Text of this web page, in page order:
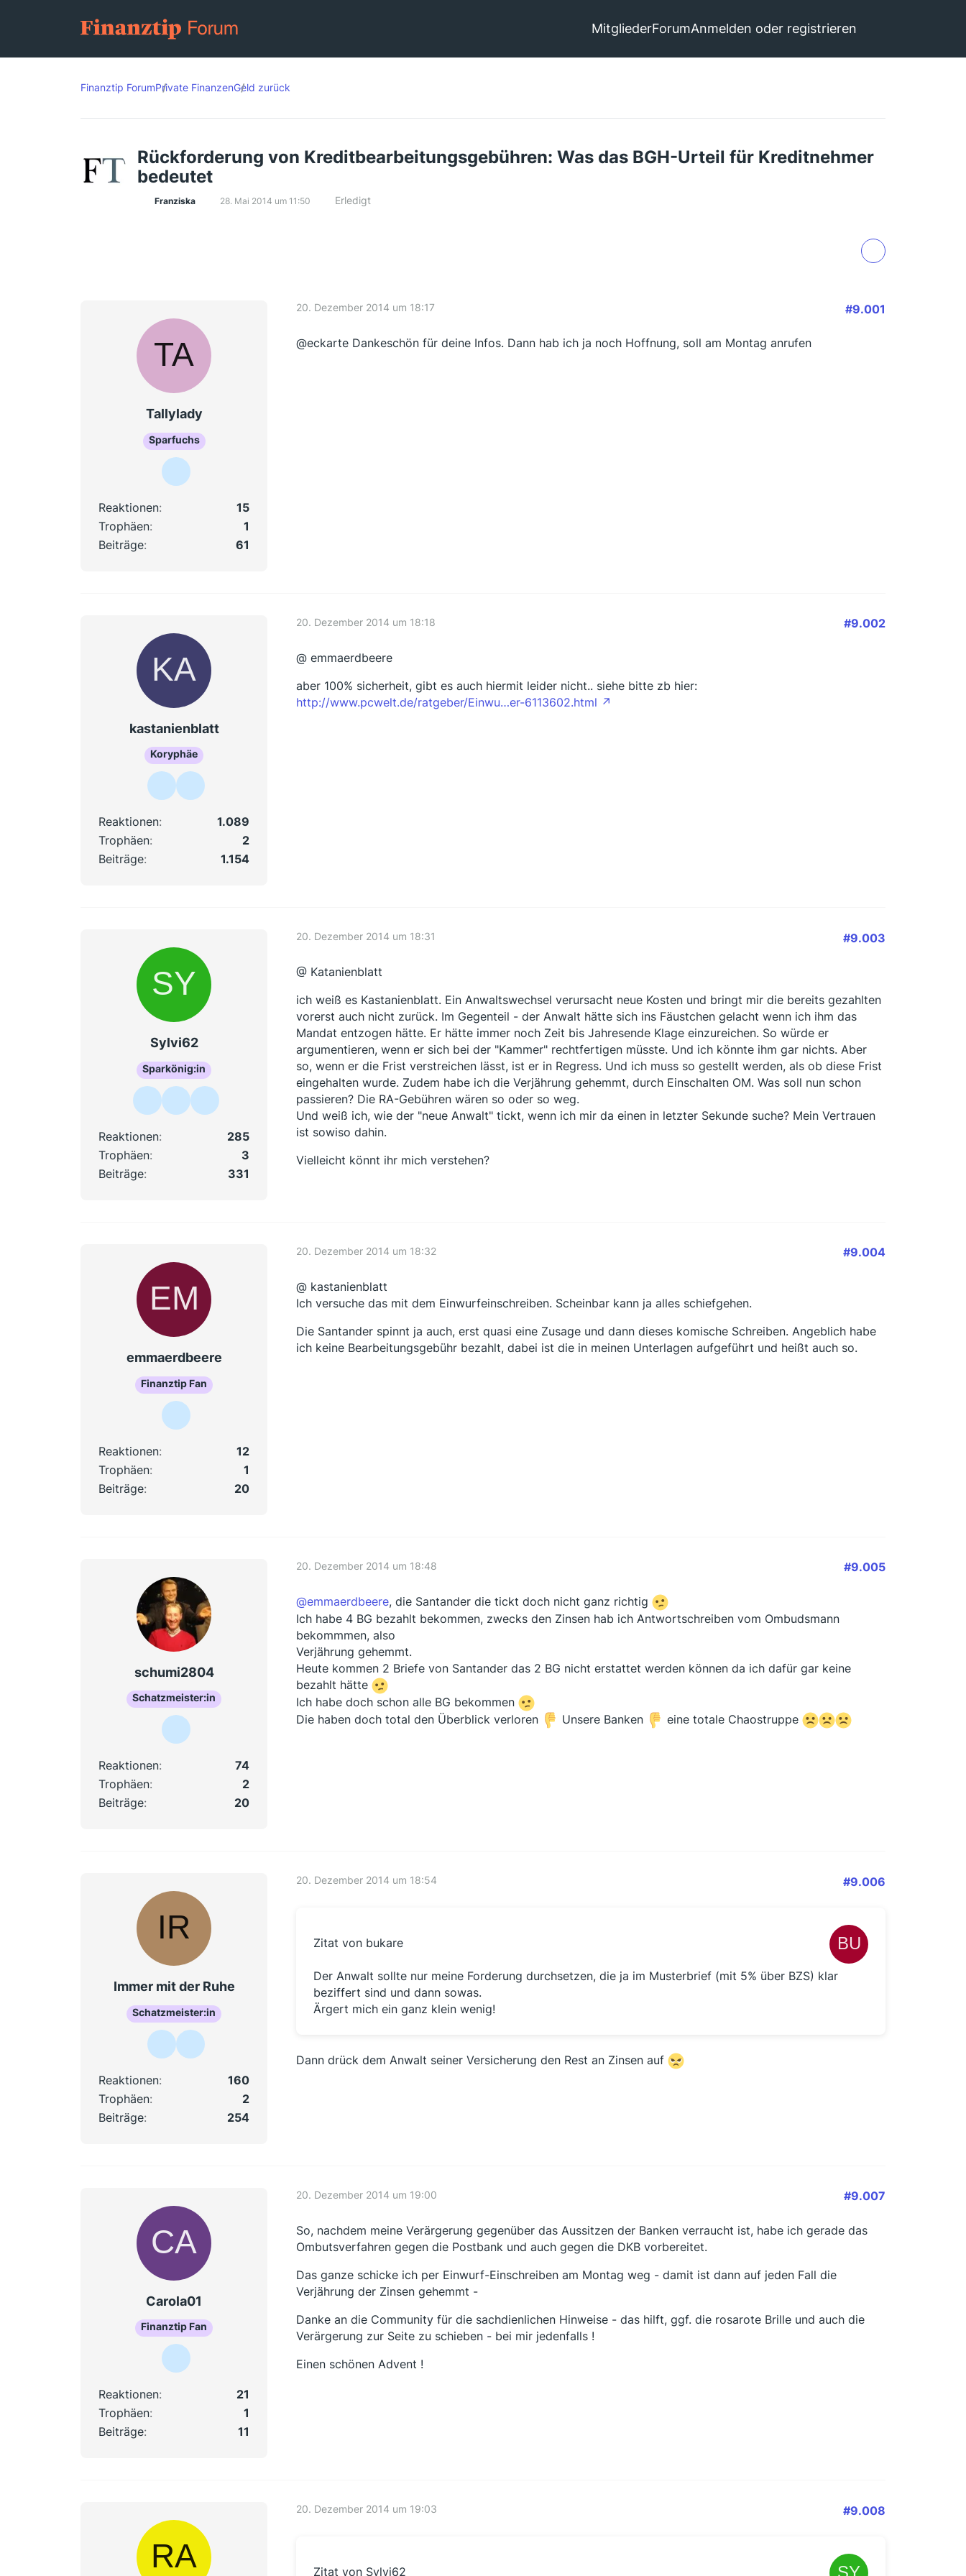
MitgliederForumAnmelden oder registrieren
Finanztip ForumPrivate FinanzenGeld zurück
Rückforderung von Kreditbearbeitungsgebühren: Was das BGH-Urteil für Kreditnehmer
bedeutet
Franziska 28. Mai 2014 um 11:50 Erledigt
Tallylady
Sparfuchs
Reaktionen
15
Trophäen
1
Beiträge
61
20. Dezember 2014 um 18:17 #9.001
@eckarte Dankeschön für deine Infos. Dann hab ich ja noch Hoffnung, soll am Montag anrufen
kastanienblatt
Koryphäe
Reaktionen
1.089
Trophäen
2
Beiträge
1.154
20. Dezember 2014 um 18:18 #9.002
@ emmaerdbeere
aber 100% sicherheit, gibt es auch hiermit leider nicht.. siehe bitte zb hier:
http://www.pcwelt.de/ratgeber/Einwu…er-6113602.html
Sylvi62
Sparkönig:in
Reaktionen
285
Trophäen
3
Beiträge
331
20. Dezember 2014 um 18:31 #9.003
@ Katanienblatt
ich weiß es Kastanienblatt. Ein Anwaltswechsel verursacht neue Kosten und bringt mir die bereits gezahlten
vorerst auch nicht zurück. Im Gegenteil - der Anwalt hätte sich ins Fäustchen gelacht wenn ich ihm das
Mandat entzogen hätte. Er hätte immer noch Zeit bis Jahresende Klage einzureichen. So würde er
argumentieren, wenn er sich bei der "Kammer" rechtfertigen müsste. Und ich könnte ihm gar nichts. Aber
so, wenn er die Frist verstreichen lässt, ist er in Regress. Und ich muss so gestellt werden, als ob diese Frist
eingehalten wurde. Zudem habe ich die Verjährung gehemmt, durch Einschalten OM. Was soll nun schon
passieren? Die RA-Gebühren wären so oder so weg.
Und weiß ich, wie der "neue Anwalt" tickt, wenn ich mir da einen in letzter Sekunde suche? Mein Vertrauen
ist sowiso dahin.
Vielleicht könnt ihr mich verstehen?
emmaerdbeere
Finanztip Fan
Reaktionen
12
Trophäen
1
Beiträge
20
20. Dezember 2014 um 18:32 #9.004
@ kastanienblatt
Ich versuche das mit dem Einwurfeinschreiben. Scheinbar kann ja alles schiefgehen.
Die Santander spinnt ja auch, erst quasi eine Zusage und dann dieses komische Schreiben. Angeblich habe
ich keine Bearbeitungsgebühr bezahlt, dabei ist die in meinen Unterlagen aufgeführt und heißt auch so.
schumi2804
Schatzmeister:in
Reaktionen
74
Trophäen
2
Beiträge
20
20. Dezember 2014 um 18:48 #9.005
@emmaerdbeere, die Santander die tickt doch nicht ganz richtig
Ich habe 4 BG bezahlt bekommen, zwecks den Zinsen hab ich Antwortschreiben vom Ombudsmann
bekommmen, also
Verjährung gehemmt.
Heute kommen 2 Briefe von Santander das 2 BG nicht erstattet werden können da ich dafür gar keine
bezahlt hätte
Ich habe doch schon alle BG bekommen
Die haben doch total den Überblick verloren
Unsere Banken eine totale Chaostruppe
Immer mit der Ruhe
Schatzmeister:in
Reaktionen
160
Trophäen
2
Beiträge
254
20. Dezember 2014 um 18:54 #9.006
Zitat von bukare
Der Anwalt sollte nur meine Forderung durchsetzen, die ja im Musterbrief (mit 5% über BZS) klar
beziffert sind und dann sowas.
Ärgert mich ein ganz klein wenig!
Dann drück dem Anwalt seiner Versicherung den Rest an Zinsen auf
Carola01
Finanztip Fan
Reaktionen
21
Trophäen
1
Beiträge
11
20. Dezember 2014 um 19:00 #9.007
So, nachdem meine Verärgerung gegenüber das Aussitzen der Banken verraucht ist, habe ich gerade das
Ombutsverfahren gegen die Postbank und auch gegen die DKB vorbereitet.
Das ganze schicke ich per Einwurf-Einschreiben am Montag weg - damit ist dann auf jeden Fall die
Verjährung der Zinsen gehemmt -
Danke an die Community für die sachdienlichen Hinweise - das hilft, ggf. die rosarote Brille und auch die
Verärgerung zur Seite zu schieben - bei mir jedenfalls !
Einen schönen Advent !
20. Dezember 2014 um 19:03 #9.008
Zitat von Sylvi62